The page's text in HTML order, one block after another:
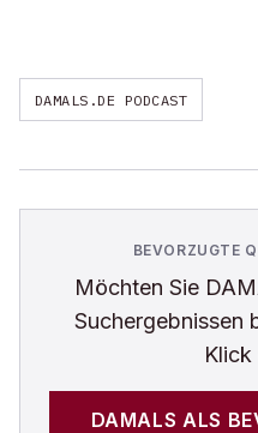
DAMALS.DE PODCAST
BEVORZUGTE
Möchten Sie
Suchergebnissen
Klick
DAMALS ALS